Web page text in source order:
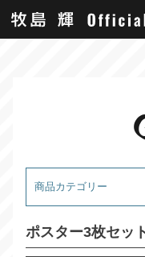
商品カテゴリー
ポスター3枚セッ